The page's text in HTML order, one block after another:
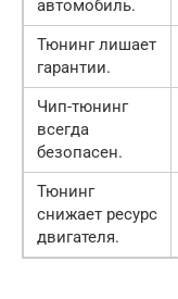
автомобиль.
Тюнинг лишает
гарантии.
Чип-тюнинг
всегда
безопасен.
Тюнинг
снижает ресурс
двигателя.